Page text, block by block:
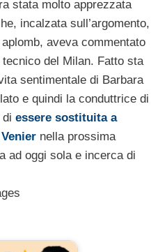
stata molto apprezzata
incalzata sull’argomento,
aveva commentato
del Milan. Fatto sta
sentimentale di Barbara
e quindi la conduttrice di
di essere sostituita a
nella prossima
ad oggi sola e incerca di